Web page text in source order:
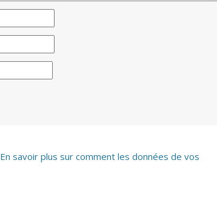
En savoir plus sur comment les données de vos